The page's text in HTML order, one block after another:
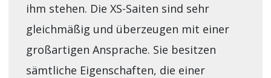
ihm stehen. Die XS-Saiten sind sehr
gleichmäßig und überzeugen mit einer
großartigen Ansprache. Sie besitzen
sämtliche Eigenschaften, die einer